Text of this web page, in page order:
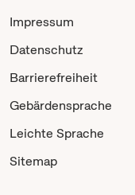
Impressum
Datenschutz
Barrierefreiheit
Gebärdensprache
Leichte Sprache
Sitemap